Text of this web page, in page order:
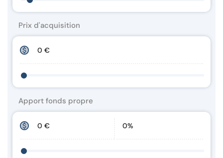
Prix d'acquisition
Apport fonds propre